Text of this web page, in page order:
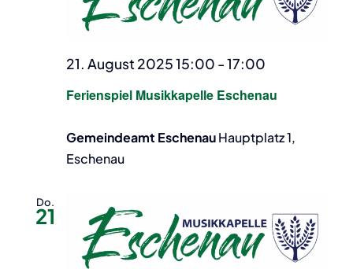
Ferienspiel Musikkapelle Eschenau
21. August 2025 15:00 -17:00
Gemeindeamt EschenauHauptplatz 1,
Eschenau
Do.
21